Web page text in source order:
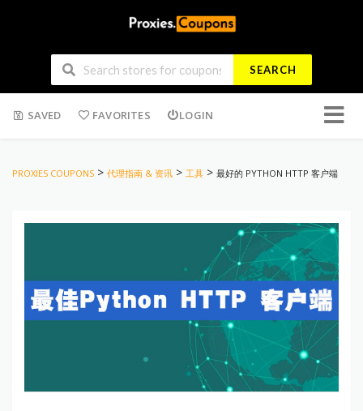
SEARCH
to
SAVED FAVORITES LOGIN
PROXIES COUPONS > 代理指南 & 资讯 > 工具 > 最好的 PYTHON HTTP 客户端